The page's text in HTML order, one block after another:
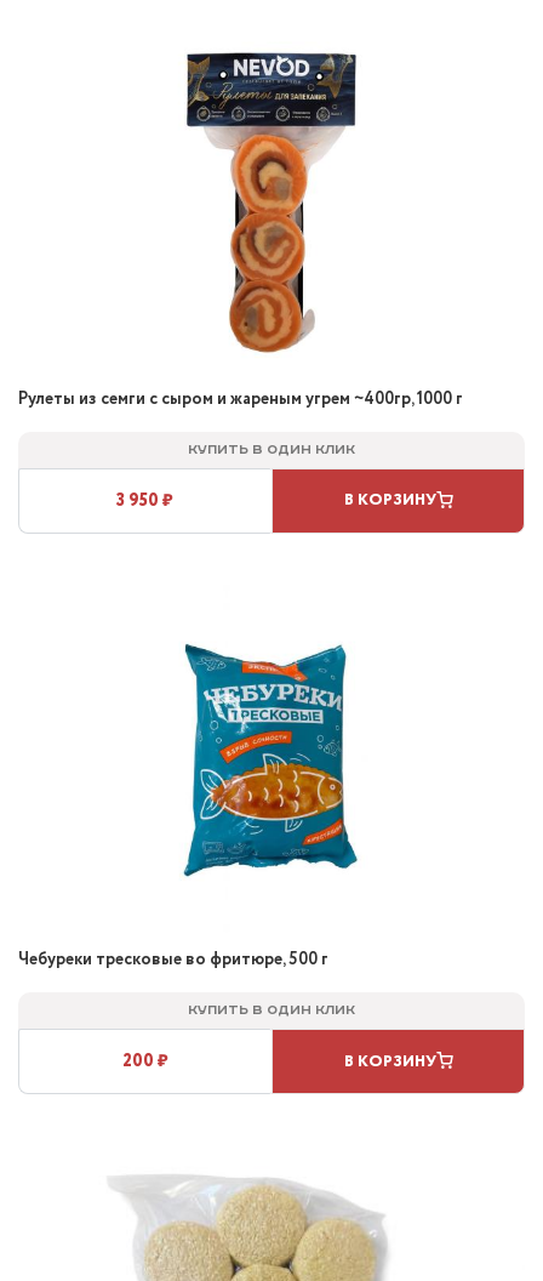
Рулеты из семги с сыром и жареным угрем ~400гр, 1000 г
Купить в один клик
3 950 ₽ В КОРЗИНУ
Чебуреки тресковые во фритюре, 500 г
Купить в один клик
200 ₽ В КОРЗИНУ